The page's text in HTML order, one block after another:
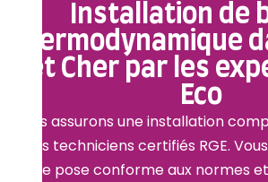
Installation de
thermodynamique
et Cher par les
Eco
Nous assurons une installation
des techniciens certifiés RGE.
d’une pose conforme aux normes